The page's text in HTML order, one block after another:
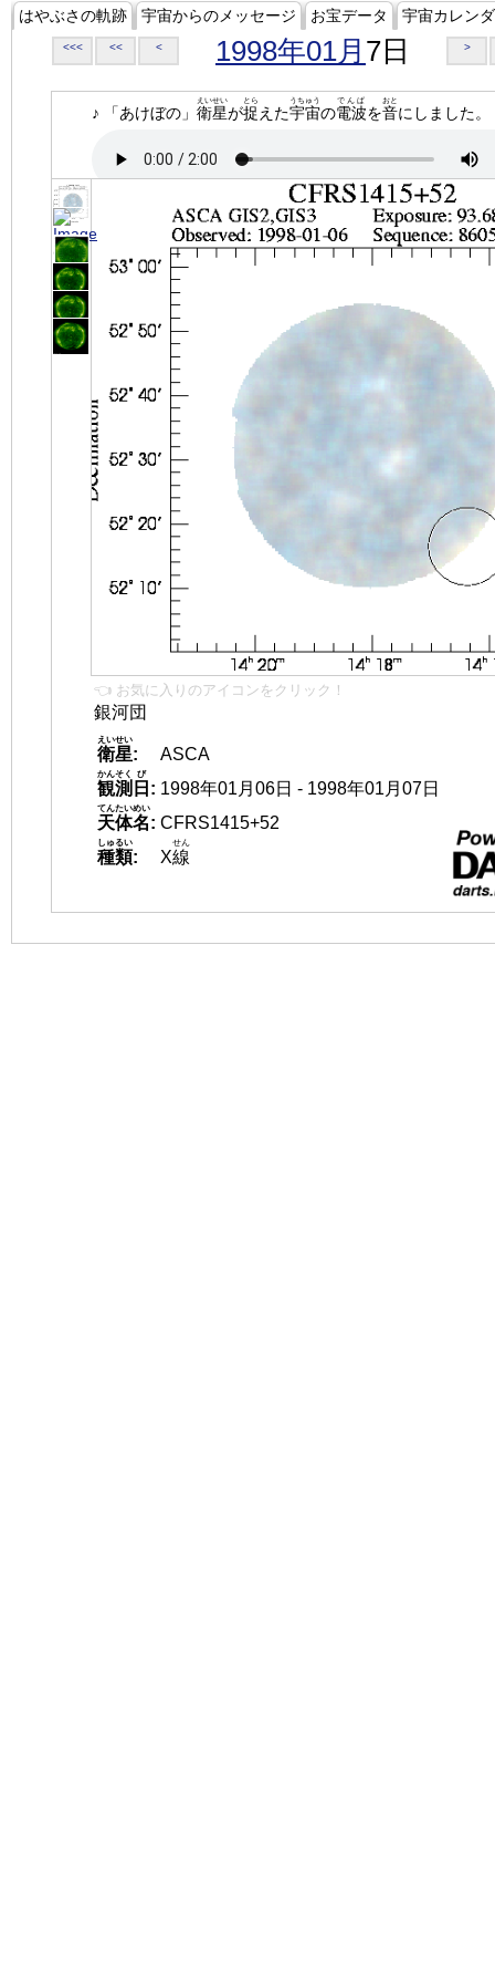
はやぶさの軌跡 宇宙からのメッセージ お宝データ 宇宙カレン
<<< << < 1998年01月 7日 >
♪ 「あけぼの」 衛星
えいせい
が捉
とら
えた宇宙
うちゅう
の電波
でんぱ
を音
おと
にしました。
👈 お気に入りのアイコンをクリック！
銀河団
衛星
えいせい
:
ASCA
観測
かんそく
日
び
: 1998年01月06日 - 1998年01月07日
天体名
てんたいめい
: CFRS1415+52
種類
しゅるい
: X線
せん